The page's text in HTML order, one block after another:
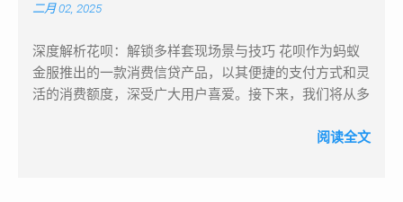
付方式将花呗额度变现成现金。这类平台的运作通常非常
迅速，但由于涉及第三方操作，存在一定的风险，尤其是
对个人信用的潜在影响。 虚拟商品交易 虚拟商品交易套
现方法通常是用户通过在线购买虚拟商品（如游戏点卡、
充值卡等）后，通过退款或者转卖的方式，将虚拟商品兑
换为现金。这种方式看似无害，但实际上可能涉及一些灰
色地带，存在欺诈和被封号的风险。 线下商家合作套现
论是线上购物，还是线下实体店消费，打开支付宝，选择
电商平台 淘宝 / 天猫 ：作为阿里巴巴旗下的知名电商平
台，淘宝和天猫深度支持花呗支付。用户在购物时，不仅
可以使用花呗完成支付，还能享受花呗分期服务，将大额
有自己的金融支付体系，但也为用户提供了花呗支付及分
二月 02, 2025
深度解析花呗：解锁多样套现场景与技巧 花呗作为蚂蚁
金服推出的一款消费信贷产品，以其便捷的支付方式和灵
活的消费额度，深受广大用户喜爱。接下来，我们将从多
套现攻略。 一、花呗套现场景大揭秘 （一）线上丰富平
阅读全文